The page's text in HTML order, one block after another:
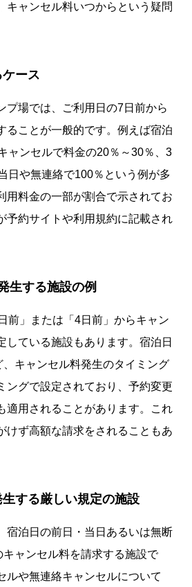
キャンセル料いつからという疑問
ース
プ場では、ご利用日の7日前から
ることが一般的です。例えば宿泊
ャンセルで料金の20％～30％、3
日や無連絡で100％という例が多
用料金の一部が割合で示されてお
予約サイトや利用規約に記載され
生する施設の例
前」または「4日前」からキャン
している施設もあります。宿泊日
キャンセル料発生のタイミング
ングで設定されており、予約変更
適用されることがあります。これ
けず高額な請求をされることもあ
する厳しい規定の施設
宿泊日の前日・当日あるいは無断
ャンセル料を請求する施設で
ルや無連絡キャンセルについて